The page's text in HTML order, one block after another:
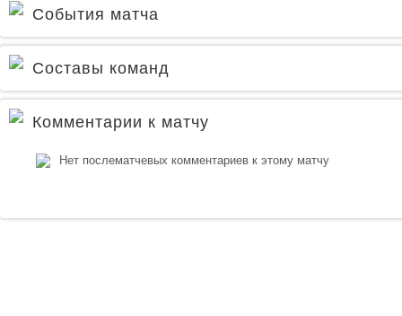
События матча
Составы команд
Комментарии к матчу
Нет послематчевых комментариев к этому матчу